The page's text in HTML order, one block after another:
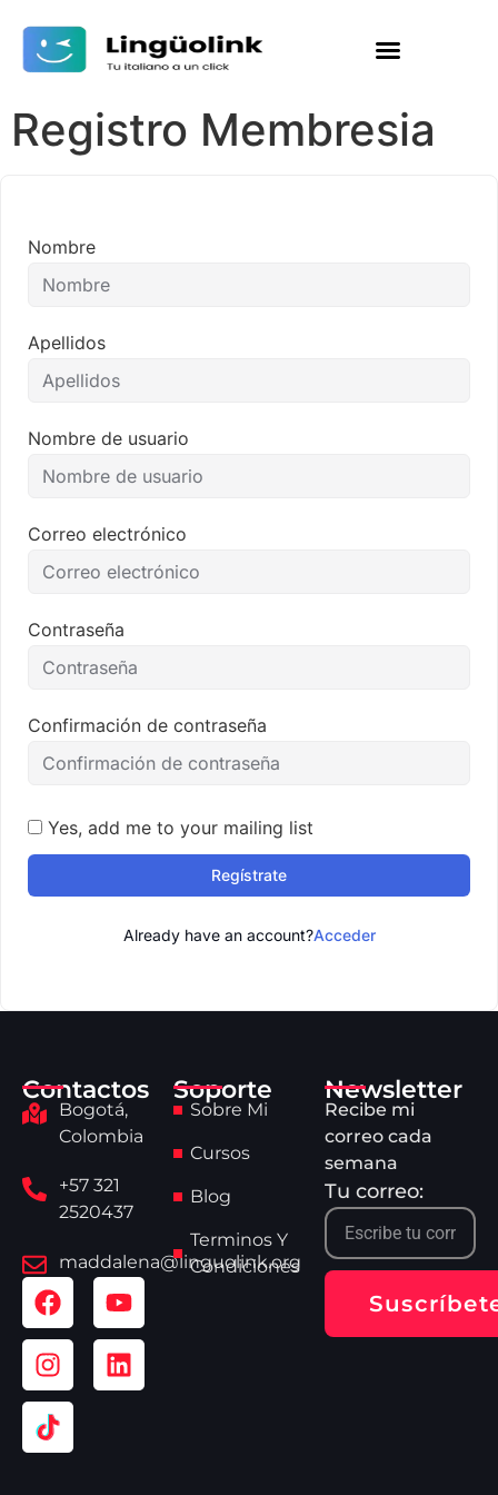
Registro Membresia
Nombre
Apellidos
Nombre de usuario
Correo electrónico
Contraseña
Confirmación de contraseña
Yes, add me to your mailing list
Regístrate
Already have an account?Acceder
Contactos
Bogotá,
Colombia
+57 321
2520437
maddalena@linguolink.org
Soporte
Sobre Mi
Cursos
Blog
Terminos Y
Condiciones
Newsletter
Recibe mi
correo cada
semana
Tu correo: